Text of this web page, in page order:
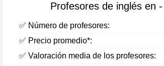
Profesores de inglés en
✅ Número de profesores:
✅ Precio promedio*:
✅ Valoración media de los profesores: